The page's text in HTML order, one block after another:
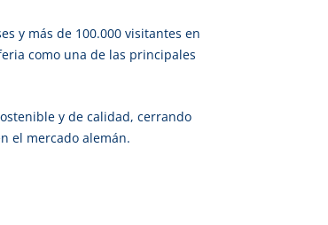
y más de 100.000 visitantes en
como una de las principales
y de calidad, cerrando
el mercado alemán.